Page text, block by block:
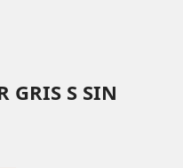
GRIS S SIN